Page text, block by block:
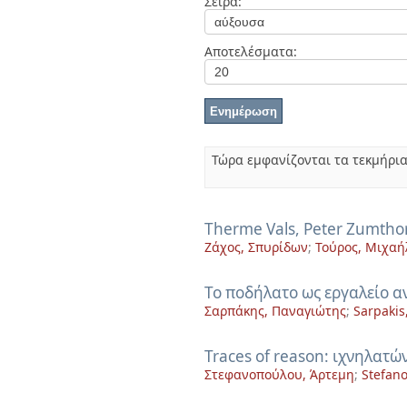
Αποτελέσματα:
Τώρα εμφανίζονται τα
Therme Vals, Peter
Ζάχος, Σπυρίδων; Τούρος,
To ποδήλατο ως εργαλείο
Σαρπάκης, Παναγιώτης;
Traces of reason:
Στεφανοπούλου, Άρτεμη;